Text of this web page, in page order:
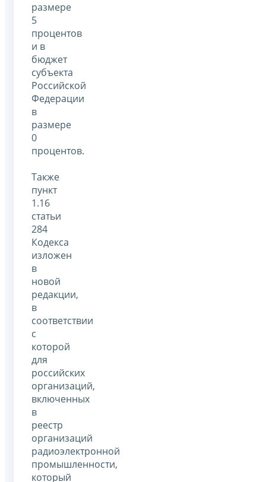
размере
5
процентов
и в
бюджет
субъекта
Российской
Федерации
в
размере
0
процентов.
Также
пункт
1.16
статьи
284
Кодекса
изложен
в
новой
редакции,
в
соответствии
с
которой
для
российских
организаций,
включенных
в
реестр
организаций
радиоэлектронной
промышленности,
который